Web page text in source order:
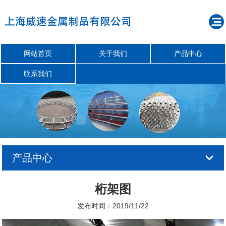
网站首页 关于我们 产品中心
联系我们
产品中心
桁架图
发布时间：2019/11/22